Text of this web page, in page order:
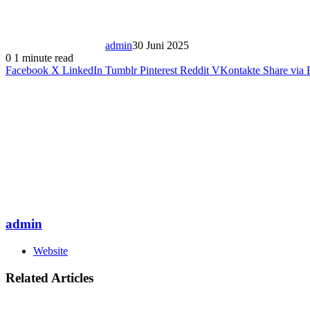
admin30 Juni 2025
0 1 minute read
Facebook X LinkedIn Tumblr Pinterest Reddit VKontakte Share via
admin
Website
Related Articles